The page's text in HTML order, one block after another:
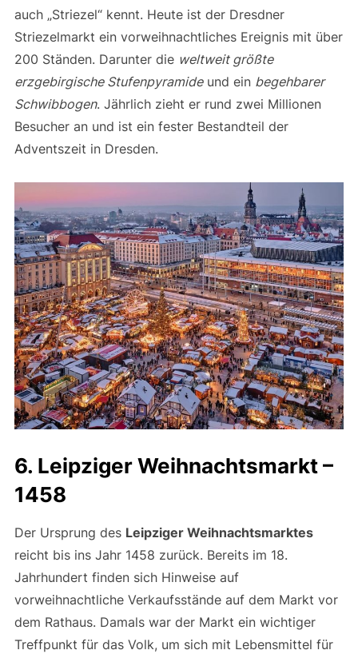
auch „Striezel“ kennt. Heute ist der Dresdner
Striezelmarkt ein vorweihnachtliches Ereignis mit über
200 Ständen. Darunter die weltweit größte
erzgebirgische Stufenpyramideund ein begehbarer
Schwibbogen. Jährlich zieht er rund zwei Millionen
Besucher an und ist ein fester Bestandteil der
Adventszeit in Dresden.
6. Leipziger Weihnachtsmarkt –
1458
Der Ursprung des Leipziger Weihnachtsmarktes
reicht bis ins Jahr 1458 zurück. Bereits im 18.
Jahrhundert finden sich Hinweise auf
vorweihnachtliche Verkaufsstände auf dem Markt vor
dem Rathaus. Damals war der Markt ein wichtiger
Treffpunkt für das Volk, um sich mit Lebensmittel für